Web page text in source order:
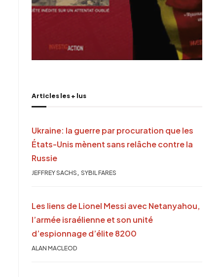
Articles les + lus
Ukraine: la guerre par procuration que les
États-Unis mènent sans relâche contre la
Russie
JEFFREY SACHS , SYBIL FARES
Les liens de Lionel Messi avec Netanyahou,
l’armée israélienne et son unité
d’espionnage d’élite 8200
ALAN MACLEOD